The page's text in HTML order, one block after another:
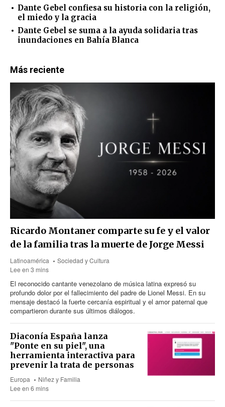
Dante Gebel confiesa su historia con la religión,
el miedo y la gracia
Dante Gebel se suma a la ayuda solidaria tras
inundaciones en Bahía Blanca
Más reciente
Ricardo Montaner comparte su fe y el valor
de la familia tras la muerte de Jorge Messi
Latinoamérica
Sociedad y Cultura
Lee en 3 mins
El reconocido cantante venezolano de música latina expresó su
profundo dolor por el fallecimiento del padre de Lionel Messi. En su
mensaje destacó la fuerte cercanía espiritual y el amor paternal que
compartieron durante sus últimos diálogos.
Diaconía España lanza
"Ponte en su piel", una
herramienta interactiva para
prevenir la trata de personas
Europa
Niñez y Familia
Lee en 6 mins